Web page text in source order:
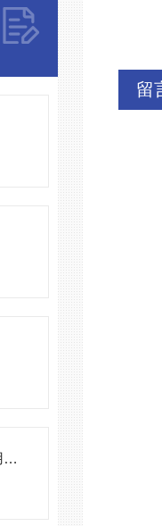
球阀厂、球阀标准、球阀的作用、球阀配件、球阀价格、球阀 标准
留